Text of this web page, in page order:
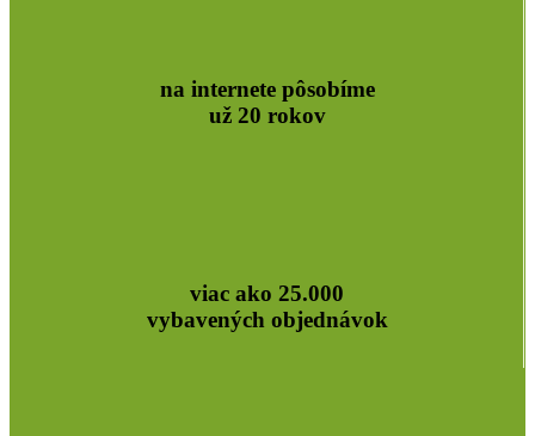
na internete pôsobíme
už 20 rokov
viac ako 25.000
vybavených objednávok